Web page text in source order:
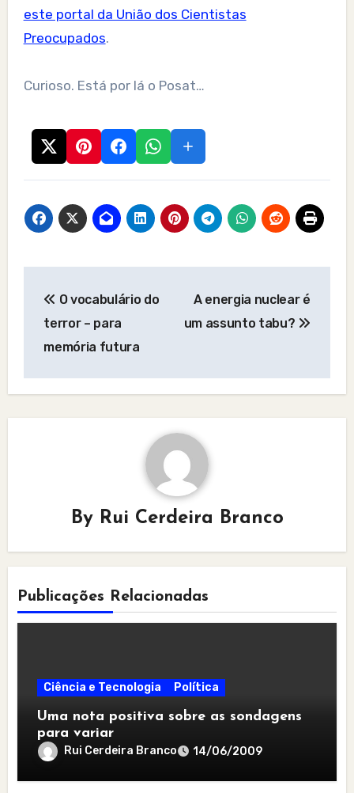
este portal da União dos Cientistas
Preocupados.
Curioso. Está por lá o Posat…
navigation
O vocabulário do
terror – para
memória futura
A energia nuclear é
um assunto tabu?
By Rui Cerdeira Branco
Publicações Relacionadas
Ciência e Tecnologia Política
Uma nota positiva sobre as sondagens
para variar
Rui Cerdeira Branco 14/06/2009